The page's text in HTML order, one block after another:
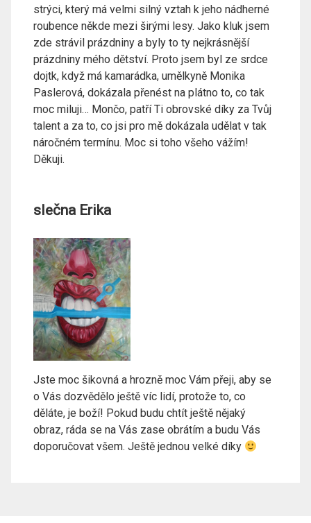
strýci, který má velmi silný vztah k jeho nádherné
roubence někde mezi širými lesy. Jako kluk jsem
zde strávil prázdniny a byly to ty nejkrásnější
prázdniny mého dětství. Proto jsem byl ze srdce
dojtk, když má kamarádka, umělkyně Monika
Paslerová, dokázala přenést na plátno to, co tak
moc miluji… Mončo, patří Ti obrovské díky za Tvůj
talent a za to, co jsi pro mě dokázala udělat v tak
náročném termínu. Moc si toho všeho vážím!
Děkuji.
slečna Erika
Jste moc šikovná a hrozně moc Vám přeji, aby se
o Vás dozvědělo ještě víc lidí, protože to, co
děláte, je boží! Pokud budu chtít ještě nějaký
obraz, ráda se na Vás zase obrátím a budu Vás
doporučovat všem. Ještě jednou velké díky